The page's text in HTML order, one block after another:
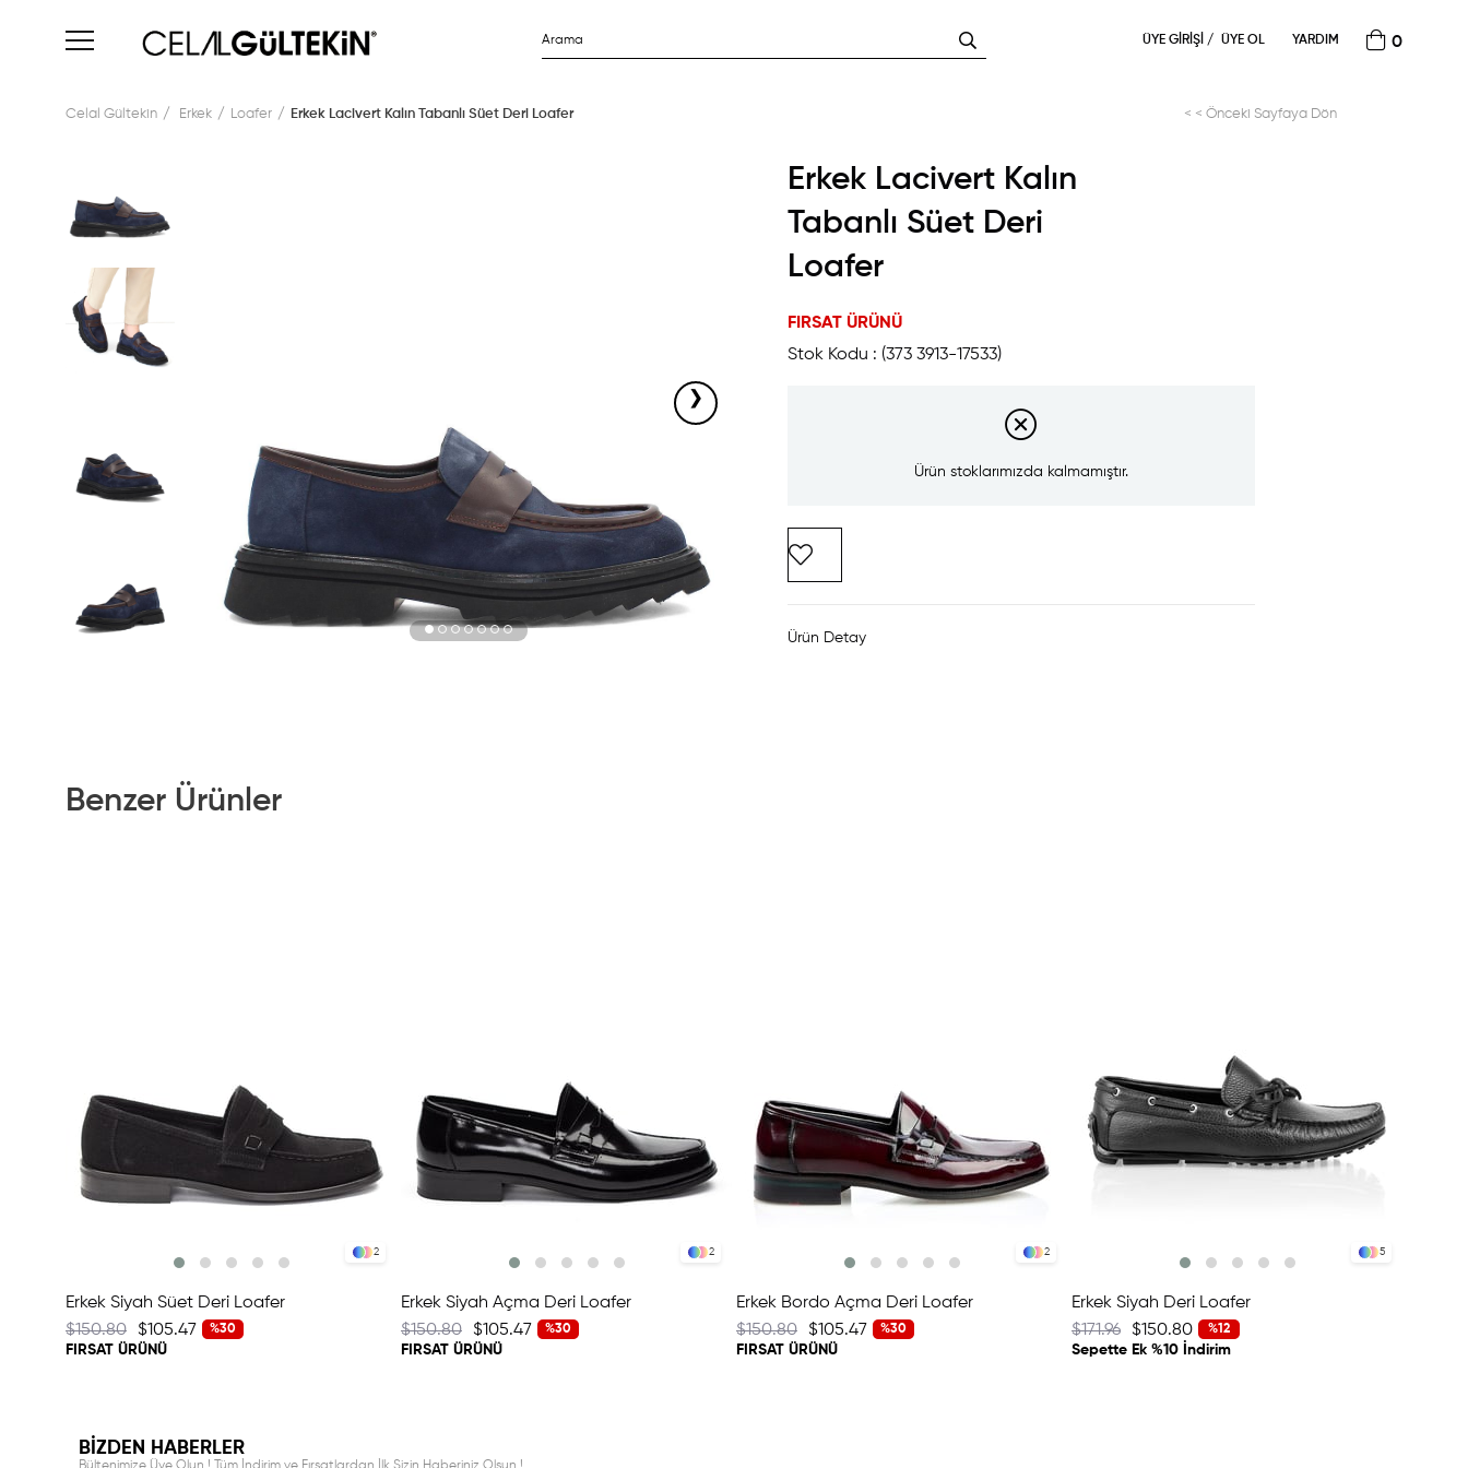
0
YARDIM
ÜYE GIRIŞI ÜYE OL
Celal Gültekin Erkek Loafer Erkek Lacivert Kalın Tabanlı Süet Deri Loafer < < Önceki Sayfaya Dön
›
Erkek Lacivert Kalın
Tabanlı Süet Deri
Loafer
FIRSAT ÜRÜNÜ
Stok Kodu
(373 3913-17533)
Ürün stoklarımızda kalmamıştır.
Ürün Detay
Benzer Ürünler
2
Erkek Siyah Süet Deri Loafer
%30
$105.47
$150.80
FIRSAT ÜRÜNÜ
2
Erkek Siyah Açma Deri Loafer
%30
$105.47
$150.80
FIRSAT ÜRÜNÜ
2
Erkek Bordo Açma Deri Loafer
%30
$105.47
$150.80
FIRSAT ÜRÜNÜ
5
Erkek Siyah Deri Loafer
%12
$150.80
$171.96
Sepette Ek %10 İndirim
BİZDEN HABERLER